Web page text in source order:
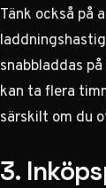
Tänk också på
snabbladdas
kan ta flera
särskilt om du
3.